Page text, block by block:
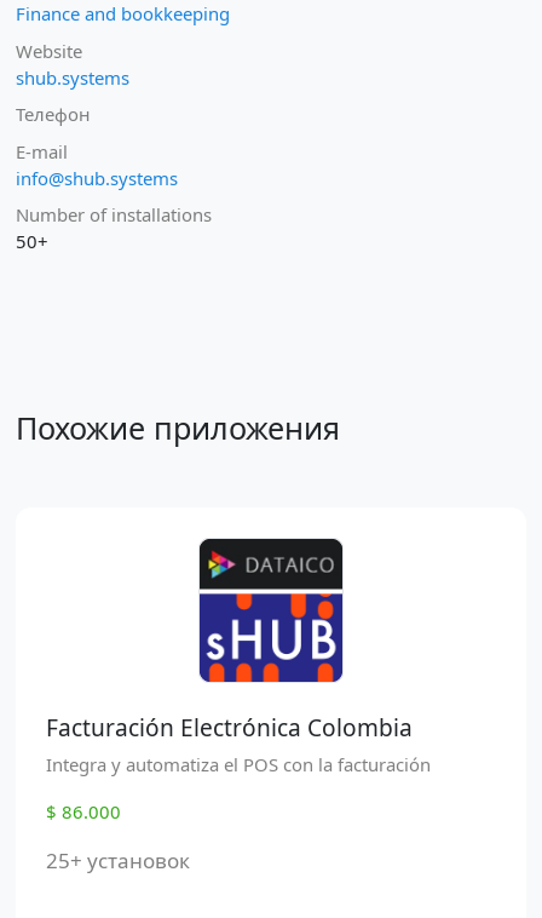
Finance and bookkeeping
Website
shub.systems
Телефон
E-mail
info@shub.systems
Number of installations
50+
Похожие приложения
Facturación Electrónica Colombia
Integra y automatiza el POS con la facturación
$ 86.000
25+ установок